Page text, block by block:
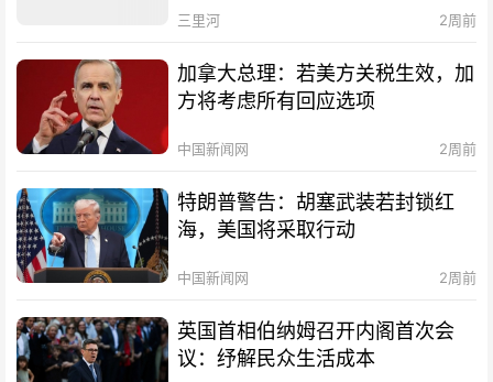
三里河 2周前
加拿大总理：若美方关税生效，加
方将考虑所有回应选项
中国新闻网 2周前
特朗普警告：胡塞武装若封锁红
海，美国将采取行动
中国新闻网 2周前
英国首相伯纳姆召开内阁首次会
议：纾解民众生活成本